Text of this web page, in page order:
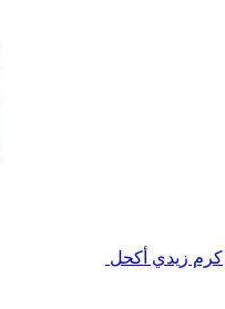
كرم زيدي أكحل